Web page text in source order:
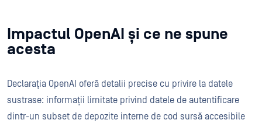
Impactul OpenAI și ce ne spune
acesta
Declarația OpenAI oferă detalii precise cu privire la datele
sustrase: informații limitate privind datele de autentificare
dintr-un subset de depozite interne de cod sursă accesibile